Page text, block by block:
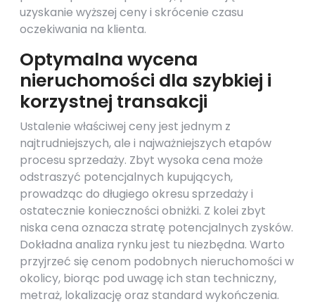
uzyskanie wyższej ceny i skrócenie czasu
oczekiwania na klienta.
Optymalna wycena
nieruchomości dla szybkiej i
korzystnej transakcji
Ustalenie właściwej ceny jest jednym z
najtrudniejszych, ale i najważniejszych etapów
procesu sprzedaży. Zbyt wysoka cena może
odstraszyć potencjalnych kupujących,
prowadząc do długiego okresu sprzedaży i
ostatecznie konieczności obniżki. Z kolei zbyt
niska cena oznacza stratę potencjalnych zysków.
Dokładna analiza rynku jest tu niezbędna. Warto
przyjrzeć się cenom podobnych nieruchomości w
okolicy, biorąc pod uwagę ich stan techniczny,
metraż, lokalizację oraz standard wykończenia.